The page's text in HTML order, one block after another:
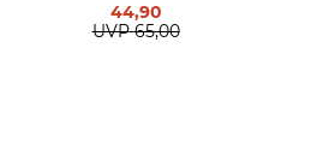
44,90
UVP 65,00